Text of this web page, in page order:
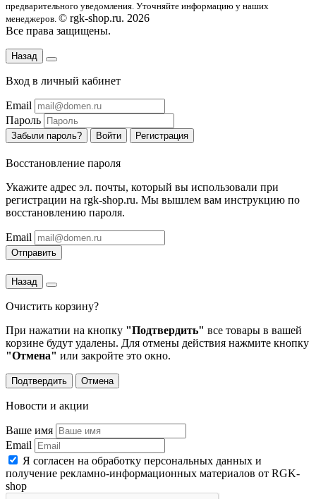
предварительного уведомления. Уточняйте информацию у наших
менеджеров. © rgk-shop.ru. 2026
Все права защищены.
Назад
Вход в личный кабинет
Email
Пароль
Забыли пароль? Войти Регистрация
Восстановление пароля
Укажите адрес эл. почты, который вы использовали при
регистрации на rgk-shop.ru. Мы вышлем вам инструкцию по
восстановлению пароля.
Email
Отправить
Назад
Очистить корзину?
При нажатии на кнопку "Подтвердить" все товары в вашей
корзине будут удалены. Для отмены действия нажмите кнопку
"Отмена" или закройте это окно.
Подтвердить Отмена
Новости и акции
Ваше имя
Email
Я согласен на обработку персональных данных и
получение рекламно-информационных материалов от RGK-
shop